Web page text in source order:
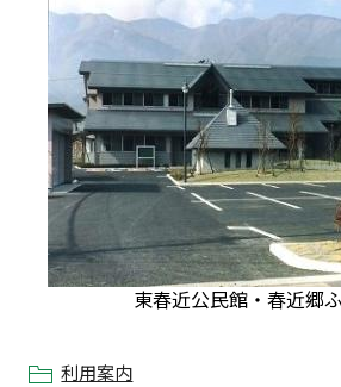
東春近公民館・春近郷
利用案内